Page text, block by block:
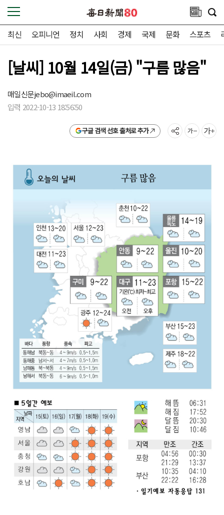
최신 오피니언 정치 사회 경제 국제 문화 스포츠
[날씨] 10월 14일(금) "구름 많음"
매일신문jebo@imaeil.com
입력 2022-10-13 18:56:50
구글 검색 선호 출처로 추가